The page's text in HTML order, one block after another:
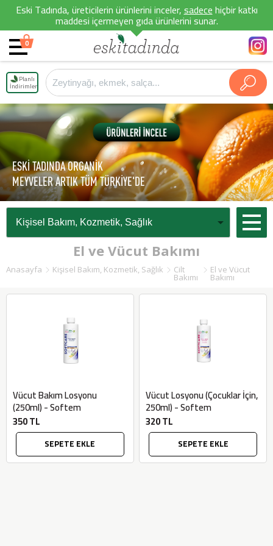
Eski Tadında, üreticilerin ürünlerini inceler,sadecehiçbir katkı
maddesi içermeyen gıda ürünlerini sunar.
0
Planlı
İndirimler
ESKİ TADINDA ORGANİK
MEYVELER ARTIK TÜM TÜRKİYE'DE
El ve Vücut Bakımı
Anasayfa Kişisel Bakım, Kozmetik, Sağlık Cilt
Bakımı
El ve Vücut
Bakımı
Vücut Bakım Losyonu
(250ml) - Softem
350 TL
SEPETE EKLE
Vücut Losyonu (Çocuklar İçin,
250ml) - Softem
320 TL
SEPETE EKLE